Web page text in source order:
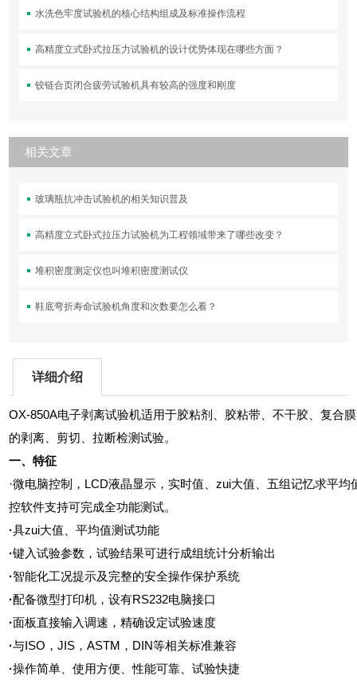
水洗色牢度试验机的核心结构组成及标准操作流程
高精度立式卧式拉压力试验机的设计优势体现在哪些方面？
铰链合页闭合疲劳试验机具有较高的强度和刚度
相关文章
玻璃瓶抗冲击试验机的相关知识普及
高精度立式卧式拉压力试验机为工程领域带来了哪些改变？
堆积密度测定仪也叫堆积密度测试仪
鞋底弯折寿命试验机角度和次数要怎么看？
详细介绍
OX-850A电子剥离试验机适用于胶粘剂、胶粘带、不干胶、复合
的剥离、剪切、拉断检测试验。
一、特征
·微电脑控制， LCD液晶显示，实时值、zui大值、五组记忆求平均
控软件支持可完成全功能测试。
·具zui大值、平均值测试功能
·键入试验参数，试验结果可进行成组统计分析输出
·智能化工况提示及完整的安全操作保护系统
·配备微型打印机，设有RS232电脑接口
·面板直接输入调速，精确设定试验速度
·与 ISO ，JIS ，ASTM ， DIN等相关标准兼容
·操作简单、使用方便、性能可靠、试验快捷